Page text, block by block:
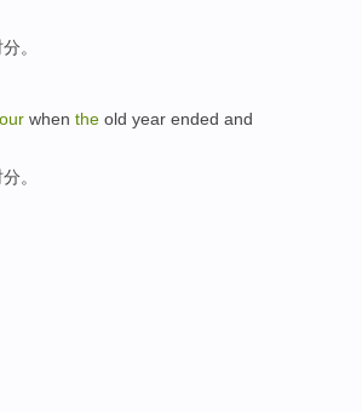
。
when the old year ended and
。